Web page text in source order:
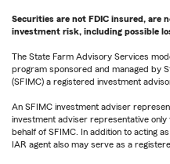
Securities are not FDIC insured, are
investment risk, including possible
The State Farm Advisory Services
program sponsored and managed by
(SFIMC) a registered investment
An SFIMC investment adviser
investment adviser representative
behalf of SFIMC. In addition to acting
IAR agent also may serve as a